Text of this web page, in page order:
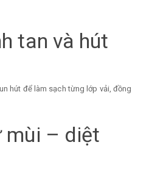
tan và hút
hút để làm sạch từng lớp vải, đồng
mùi – diệt